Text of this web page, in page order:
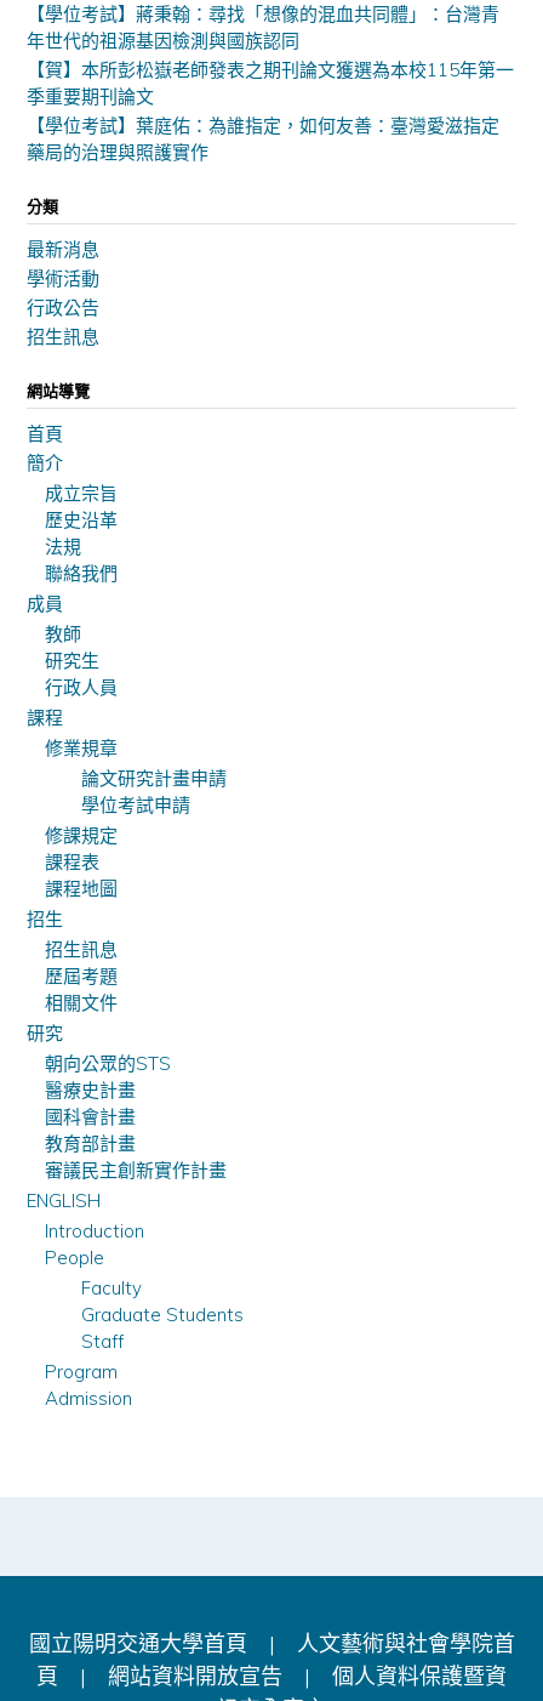
【學位考試】蔣秉翰：尋找「想像的混血共同體」：台灣青
年世代的祖源基因檢測與國族認同
【賀】本所彭松嶽老師發表之期刊論文獲選為本校115年第一
季重要期刊論文
【學位考試】葉庭佑：為誰指定，如何友善：臺灣愛滋指定
藥局的治理與照護實作
分類
最新消息
學術活動
行政公告
招生訊息
網站導覽
首頁
簡介
成立宗旨
歷史沿革
法規
聯絡我們
成員
教師
研究生
行政人員
課程
修業規章
論文研究計畫申請
學位考試申請
修課規定
課程表
課程地圖
招生
招生訊息
歷屆考題
相關文件
研究
朝向公眾的STS
醫療史計畫
國科會計畫
教育部計畫
審議民主創新實作計畫
ENGLISH
Introduction
People
Faculty
Graduate Students
Staff
Program
Admission
國立陽明交通大學首頁 |
人文藝術與社會學院首
頁 | 網站資料開放宣告 | 個人資料保護暨資